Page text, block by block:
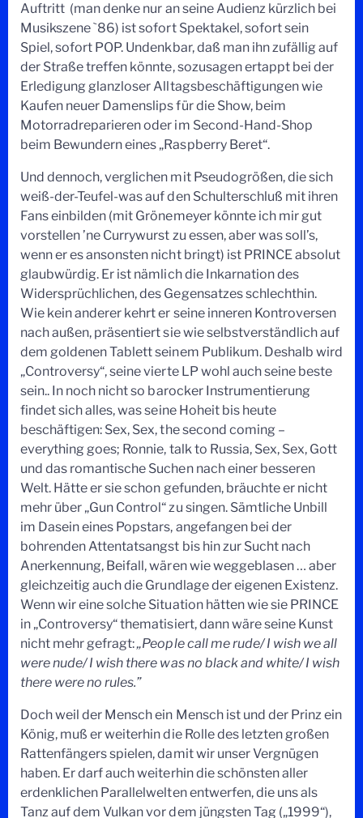
Auftritt (man denke nur an seine Audienz kürzlich bei
Musikszene `86) ist sofort Spektakel, sofort sein
Spiel, sofort POP. Undenkbar, daß man ihn zufällig auf
der Straße treffen könnte, sozusagen ertappt bei der
Erledigung glanzloser Alltagsbeschäftigungen wie
Kaufen neuer Damenslips für die Show, beim
Motorradreparieren oder im Second-Hand-Shop
beim Bewundern eines „Raspberry Beret“.
Und dennoch, verglichen mit Pseudogrößen, die sich
weiß-der-Teufel-was auf den Schulterschluß mit ihren
Fans einbilden (mit Grönemeyer könnte ich mir gut
vorstellen ’ne Currywurst zu essen, aber was soll’s,
wenn er es ansonsten nicht bringt) ist PRINCE absolut
glaubwürdig. Er ist nämlich die Inkarnation des
Widersprüchlichen, des Gegensatzes schlechthin.
Wie kein anderer kehrt er seine inneren Kontroversen
nach außen, präsentiert sie wie selbstverständlich auf
dem goldenen Tablett seinem Publikum. Deshalb wird
„Controversy“, seine vierte LP wohl auch seine beste
sein.. In noch nicht so barocker Instrumentierung
findet sich alles, was seine Hoheit bis heute
beschäftigen: Sex, Sex, the second coming –
everything goes; Ronnie, talk to Russia, Sex, Sex, Gott
und das romantische Suchen nach einer besseren
Welt. Hätte er sie schon gefunden, bräuchte er nicht
mehr über „Gun Control“ zu singen. Sämtliche Unbill
im Dasein eines Popstars, angefangen bei der
bohrenden Attentatsangst bis hin zur Sucht nach
Anerkennung, Beifall, wären wie weggeblasen … aber
gleichzeitig auch die Grundlage der eigenen Existenz.
Wenn wir eine solche Situation hätten wie sie PRINCE
in „Controversy“ thematisiert, dann wäre seine Kunst
nicht mehr gefragt:„People call me rude/ I wish we all
were nude/ I wish there was no black and white/ I wish
there were no rules.”
Doch weil der Mensch ein Mensch ist und der Prinz ein
König, muß er weiterhin die Rolle des letzten großen
Rattenfängers spielen, damit wir unser Vergnügen
haben. Er darf auch weiterhin die schönsten aller
erdenklichen Parallelwelten entwerfen, die uns als
Tanz auf dem Vulkan vor dem jüngsten Tag („1999“),